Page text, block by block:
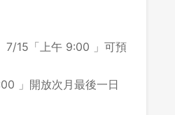
7/15「上午 9:00 」可預
」開放次月最後一日
登出